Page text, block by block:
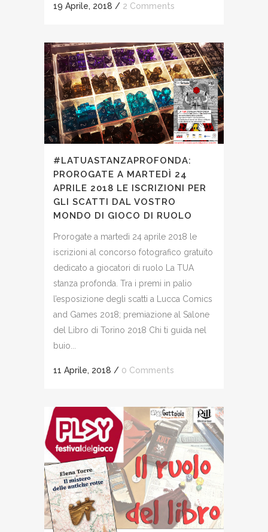
19 Aprile, 2018 / 2 Comments
#LATUASTANZAPROFONDA:
PROROGATE A MARTEDÌ 24
APRILE 2018 LE ISCRIZIONI PER
GLI SCATTI DAL VOSTRO
MONDO DI GIOCO DI RUOLO
Prorogate a martedì 24 aprile 2018 le
iscrizioni al concorso fotografico gratuito
dedicato a giocatori di ruolo La TUA
stanza profonda. Tra i premi in palio
l’esposizione degli scatti a Lucca Comics
and Games 2018; premiazione al Salone
del Libro di Torino 2018 Chi ti guida nel
buio...
11 Aprile, 2018 / 0 Comments